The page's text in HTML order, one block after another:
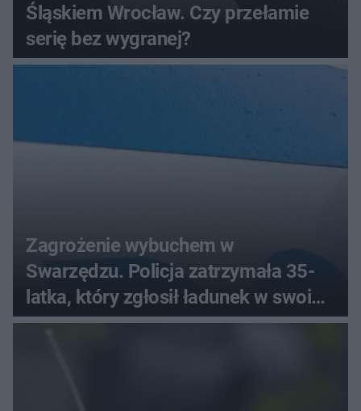
Śląskiem Wrocław. Czy przełamie
serię bez wygranej?
Zagrożenie wybuchem w
Swarzędzu. Policja zatrzymała 35-
latka, który zgłosił ładunek w swoim
aucie